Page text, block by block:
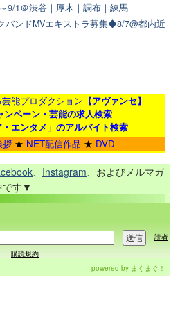
9/1＠渋谷｜厚木｜調布｜練馬
バンドMVエキストラ募集◆8/7@都内近
能プロダクション 【アヴァンセ】
ペーン・芸能の求人検索
エンタメ」のアルバイト検索
拶 ★ NET配信作品 ★ DVD
、 Instagram、およびメルマガ
です▼
読者
購読規約
powered by まぐまぐ！